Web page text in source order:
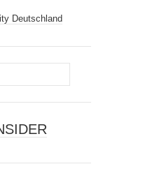
Deutschland